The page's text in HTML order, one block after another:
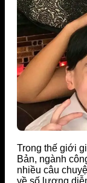
Trong thế giới
Bản, ngành
nhiều câu
về số lượng